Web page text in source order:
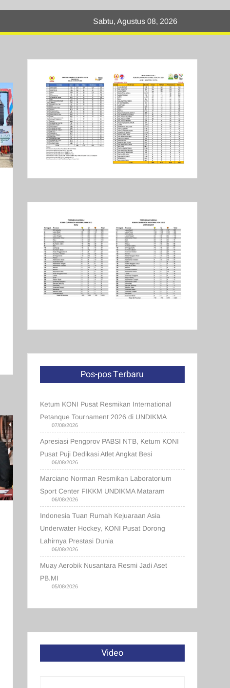
Sabtu, Agustus 08, 2026
Pos-pos Terbaru
Ketum KONI Pusat Resmikan International
Petanque Tournament 2026 di UNDIKMA
07/08/2026
Apresiasi Pengprov PABSI NTB, Ketum KONI
Pusat Puji Dedikasi Atlet Angkat Besi
06/08/2026
Marciano Norman Resmikan Laboratorium
Sport Center FIKKM UNDIKMA Mataram
06/08/2026
Indonesia Tuan Rumah Kejuaraan Asia
Underwater Hockey, KONI Pusat Dorong
Lahirnya Prestasi Dunia
06/08/2026
Muay Aerobik Nusantara Resmi Jadi Aset
PB.MI
05/08/2026
Video